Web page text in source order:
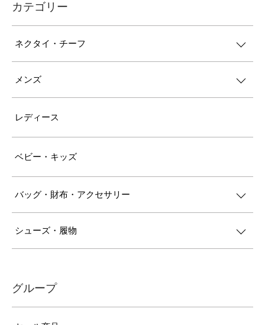
カテゴリー
ネクタイ・チーフ
メンズ
レディース
ベビー・キッズ
バッグ・財布・アクセサリー
シューズ・履物
グループ